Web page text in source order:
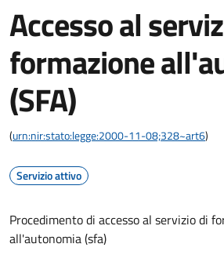
Accesso al
formazione
(SFA)
(urn:nir:stato:legge:2000-11-08;328~art6)
Servizio attivo
Procedimento di accesso al servizio di
all'autonomia (sfa)